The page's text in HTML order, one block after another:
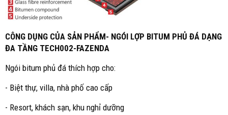
CÔNG DỤNG CỦA SẢN PHẨM- NGÓI LỢP BITUM PHỦ ĐÁ DẠNG
ĐA TẦNG TECH002-FAZENDA
Ngói bitum phủ đá thích hợp cho:
- Biệt thự, villa, nhà phố cao cấp
- Resort, khách sạn, khu nghỉ dưỡng